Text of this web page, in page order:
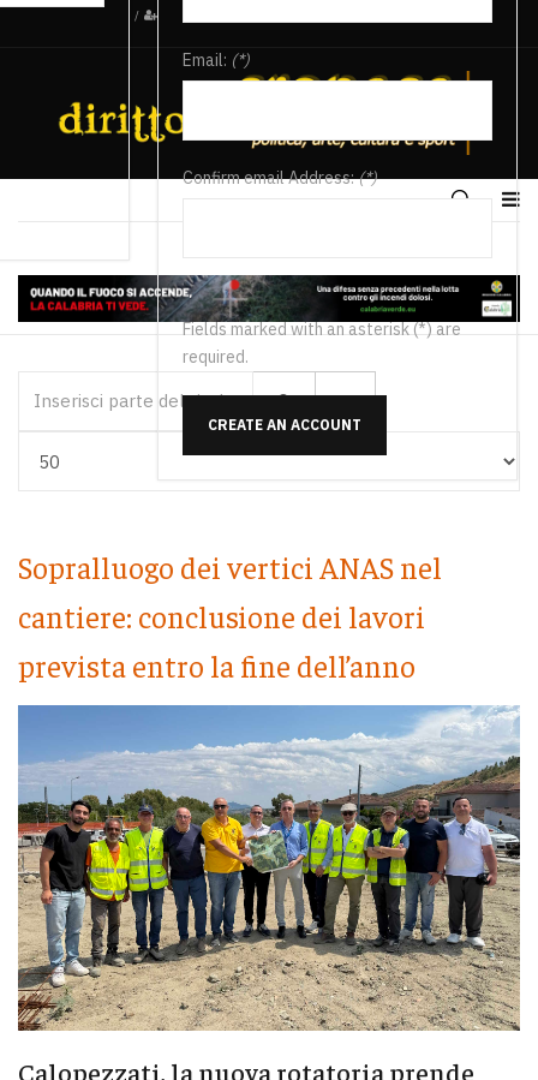
/
Email: (*)
Confirm email Address:(*)
Fields marked with an asterisk (*) are
required.
CREATE AN ACCOUNT
Sopralluogo dei vertici ANAS nel
cantiere: conclusione dei lavori
prevista entro la fine dell’anno
Calopezzati, la nuova rotatoria prende